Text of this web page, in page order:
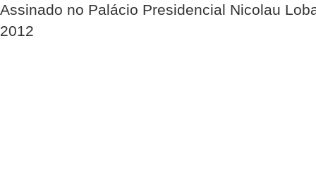
Assinado no Palácio Presidencial Nicolau
2012